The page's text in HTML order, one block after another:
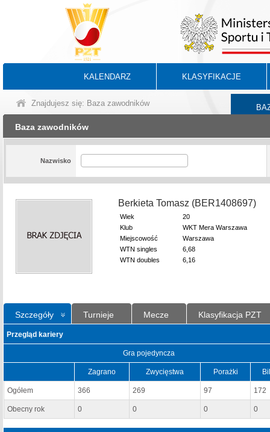
KALENDARZ KLASYFIKACJE
Znajdujesz się: Baza zawodników
Baza zawodników
Nazwisko
Berkieta Tomasz (BER1408697)
Wiek
20
Klub
WKT Mera Warszawa
Miejscowość
Warszawa
WTN singles
6,68
WTN doubles
6,16
Szczegóły Turnieje Mecze Klasyfikacja PZT
Przegląd kariery
Gra pojedyncza
Zagrano Zwycięstwa Porażki
Ogółem 366 269 97 172
Obecny rok 0 0 0 0